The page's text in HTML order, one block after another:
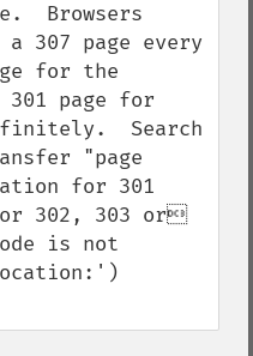
Browsers
307 page every
for the
301 page for
Search
"page
for 301
302, 303 or
is not